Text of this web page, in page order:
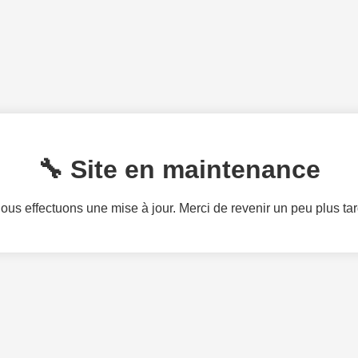
🔧 Site en maintenance
effectuons une mise à jour. Merci de revenir un peu plus